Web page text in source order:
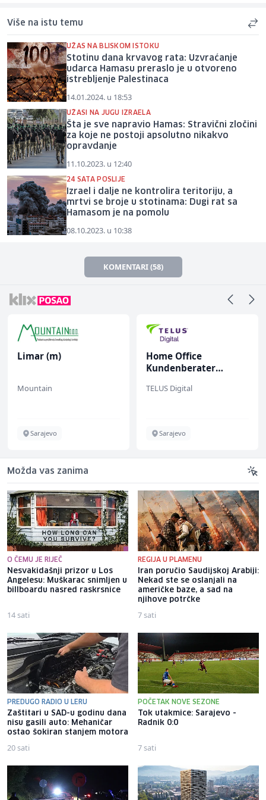
Više na istu temu
UŽAS NA BLISKOM ISTOKU
Stotinu dana krvavog rata: Uzvraćanje
udarca Hamasu preraslo je u otvoreno
istrebljenje Palestinaca
14.01.2024. u 18:53
UŽASI NA JUGU IZRAELA
Šta je sve napravio Hamas: Stravični zločini
za koje ne postoji apsolutno nikakvo
opravdanje
11.10.2023. u 12:40
24 SATA POSLIJE
Izrael i dalje ne kontrolira teritoriju, a
mrtvi se broje u stotinama: Dugi rat sa
Hamasom je na pomolu
08.10.2023. u 10:38
KOMENTARI (58)
Limar (m)
Mountain
Sarajevo
Home Office
Kundenberater
TELUS Digital
Sarajevo
Možda vas zanima
O ČEMU JE RIJEČ
Nesvakidašnji prizor u Los
Angelesu: Muškarac snimljen u
billboardu nasred raskrsnice
14 sati
REGIJA U PLAMENU
Iran poručio Saudijskoj Arabiji:
Nekad ste se oslanjali na
američke baze, a sad na
njihove potrčke
7 sati
PREDUGO RADIO U LERU
Zaštitari u SAD-u godinu dana
nisu gasili auto: Mehaničar
ostao šokiran stanjem motora
20 sati
POČETAK NOVE SEZONE
Tok utakmice: Sarajevo -
Radnik 0:0
7 sati